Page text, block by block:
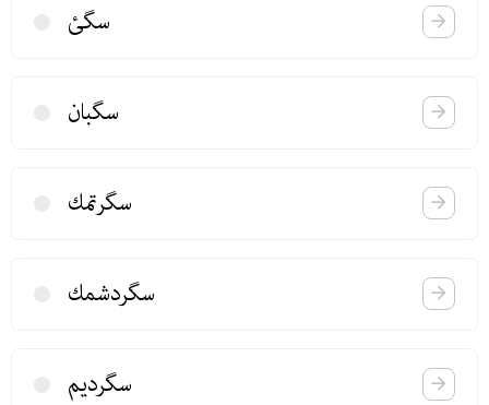
سگئ
سگبان
سگرتمك
سگردشمك
سگردیم